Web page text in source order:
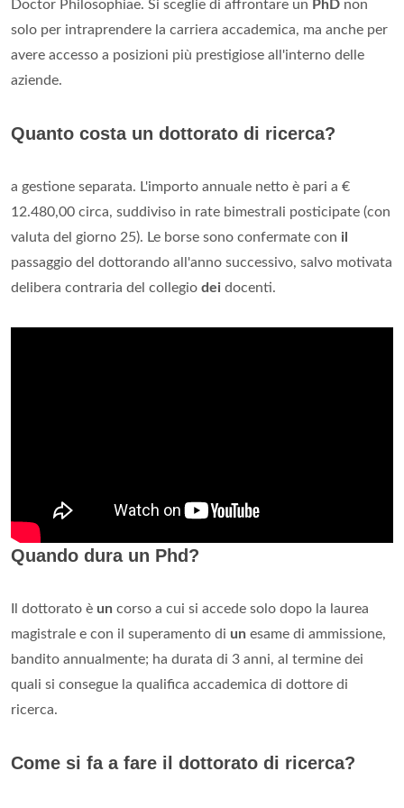
Doctor Philosophiae. Si sceglie di affrontare un PhD non
solo per intraprendere la carriera accademica, ma anche per
avere accesso a posizioni più prestigiose all'interno delle
aziende.
Quanto costa un dottorato di ricerca?
a gestione separata. L'importo annuale netto è pari a €
12.480,00 circa, suddiviso in rate bimestrali posticipate (con
valuta del giorno 25). Le borse sono confermate con il
passaggio del dottorando all'anno successivo, salvo motivata
delibera contraria del collegio dei docenti.
Quando dura un Phd?
Il dottorato è un corso a cui si accede solo dopo la laurea
magistrale e con il superamento di un esame di ammissione,
bandito annualmente; ha durata di 3 anni, al termine dei
quali si consegue la qualifica accademica di dottore di
ricerca.
Come si fa a fare il dottorato di ricerca?